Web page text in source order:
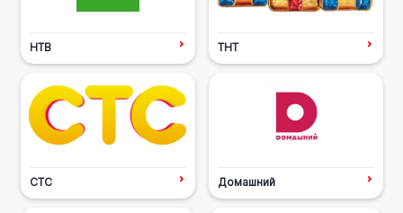
НТВ ТНТ
СТС Домашний